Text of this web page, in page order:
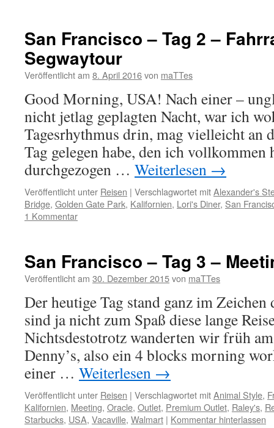
San Francisco – Tag 2 –
Segwaytour
Veröffentlicht am 8. April 2016von maTTes
Good Morning, USA! Nach einer –
nicht jetlag geplagten Nacht, war ich
Tagesrhythmus drin, mag vielleicht an
Tag gelegen habe, den ich vollkommen
durchgezogen … Weiterlesen →
Veröffentlicht unter Reisen | Verschlagwortet mitAlexander's
Bridge, Golden Gate Park, Kalifornien, Lori's Diner, San
1 Kommentar
San Francisco – Tag 3 –
Veröffentlicht am 30. Dezember 2015von maTTes
Der heutige Tag stand ganz im
sind ja nicht zum Spaß diese lange
Nichtsdestotrotz wanderten wir früh
Denny’s, also ein 4 blocks morning
einer … Weiterlesen →
Veröffentlicht unter Reisen | Verschlagwortet mitAnimal Style,
Kalifornien, Meeting, Oracle, Outlet, Premium Outlet, Raley's,
Starbucks, USA, Vacaville, Walmart | Kommentar hinterlassen